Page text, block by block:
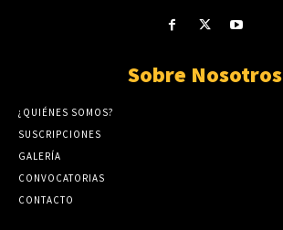
Sobre Nosotros
¿QUIÉNES SOMOS?
SUSCRIPCIONES
GALERÍA
CONVOCATORIAS
CONTACTO